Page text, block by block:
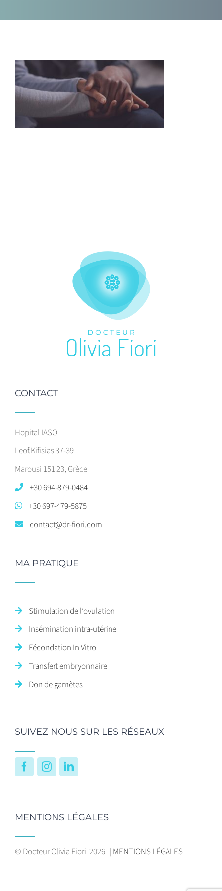
CONTACT
Hopital IASO
Leof.Kifisias 37-39
Marousi 151 23, Grèce
+30 694-879-0484
+30 697-479-5875
contact@dr-fiori.com
MA PRATIQUE
Stimulation de l’ovulation
Insémination intra-utérine
Fécondation In Vitro
Transfert embryonnaire
Don de gamètes
SUIVEZ NOUS SUR LES RÉSEAUX
FacebookInstagramLinkedIn
MENTIONS LÉGALES
© Docteur Olivia Fiori 2026 | MENTIONS LÉGALES